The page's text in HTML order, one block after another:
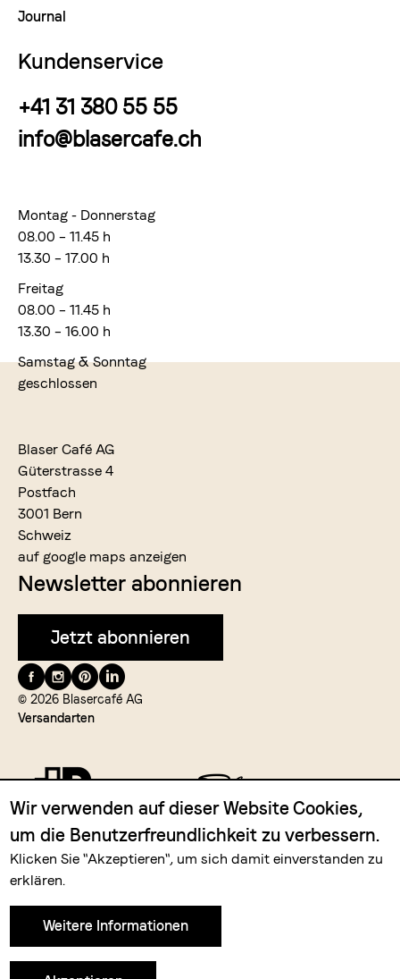
Journal
Kundenservice
+41 31 380 55 55
info@blasercafe.ch
Montag - Donnerstag
08.00 – 11.45 h
13.30 – 17.00 h
Freitag
08.00 – 11.45 h
13.30 – 16.00 h
Samstag & Sonntag
geschlossen
Blaser Café AG
Güterstrasse 4
Postfach
3001 Bern
Schweiz
auf google maps anzeigen
Newsletter abonnieren
Jetzt abonnieren
Folge
uns
auf
© 2026 Blasercafé AG
Versandarten
Zahlungsmittel
Wir verwenden auf dieser Website Cookies,
um die Benutzerfreundlichkeit zu verbessern.
Klicken Sie "Akzeptieren", um sich damit einverstanden zu
erklären.
Weitere Informationen